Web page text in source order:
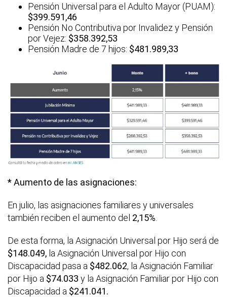
Pensión Universal para el Adulto Mayor (PUAM):
$399.591,46
Pensión No Contributiva por Invalidez y Pensión
por Vejez: $358.392,53
Pensión Madre de 7 hijos: $481.989,33
* Aumento de las asignaciones:
En julio, las asignaciones familiares y universales
también reciben el aumento del 2,15%
De esta forma, la Asignación Universal por Hijo será de
$148.049, la Asignación Universal por Hijo con
Discapacidad pasa a $482.062, la Asignación Familiar
por Hijo a $74.033 y la Asignación Familiar por Hijo con
Discapacidad a $241.041.